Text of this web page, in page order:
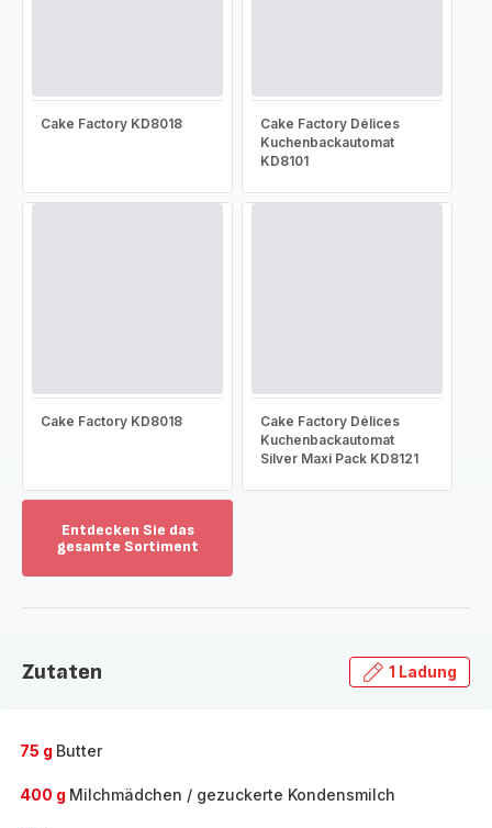
Cake Factory KD8018
Cake Factory Délices
Kuchenbackautomat
KD8101
Cake Factory KD8018
Cake Factory Délices
Kuchenbackautomat
Silver Maxi Pack KD8121
Entdecken Sie das
gesamte Sortiment
das
Zutaten 1 Ladung
75 g Butter
400 g Milchmädchen / gezuckerte Kondensmilch